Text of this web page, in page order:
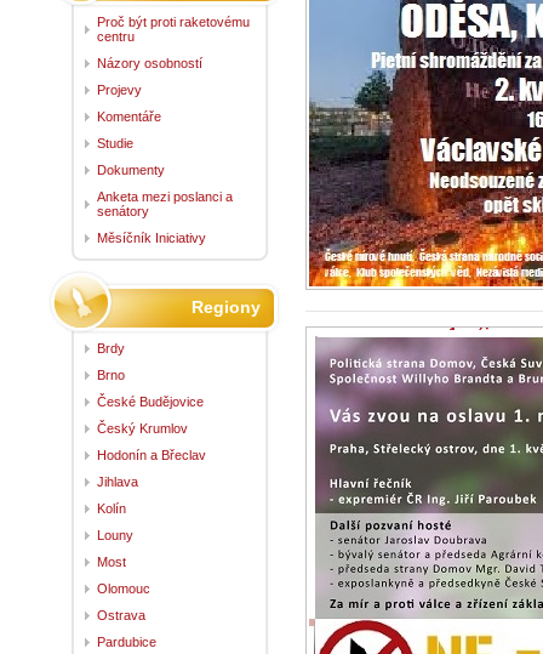
Pietní
abychom
1.máj
27.4.2022 -
...
Proč být proti raketovému
centru
Názory osobností
Projevy
Komentáře
Studie
Dokumenty
Anketa mezi poslanci a
senátory
Měsíčník Iniciativy
Regiony
Brdy
Brno
České Budějovice
Český Krumlov
Hodonín a Břeclav
Jihlava
Kolín
Louny
Most
Olomouc
Ostrava
Pardubice